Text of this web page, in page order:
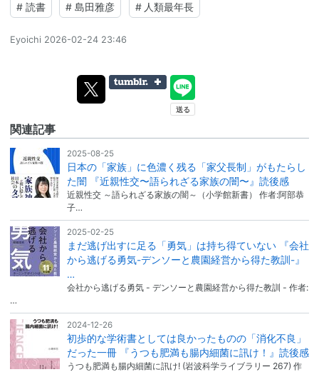
# 読書 # 島田雅彦 # 人類最年長
Eyoichi 2026-02-24 23:46
関連記事
2025-08-25
日本の「家族」に色濃く残る「家父長制」がもたらし
た闇 『近親性交〜語られざる家族の闇〜』読後感
近親性交 ～語られざる家族の闇～（小学館新書） 作者:阿部恭
子…
2025-02-25
まだ逃げ出すに足る「勇気」は持ち得ていない 『会社
から逃げる勇気-デンソーと農園経営から得た教訓-』
…
会社から逃げる勇気 - デンソーと農園経営から得た教訓 - 作者:
…
2024-12-26
初歩的な学術書としては良かったものの「消化不良」
だった一冊 『うつも肥満も腸内細菌に訊け！』読後感
うつも肥満も腸内細菌に訊け! (岩波科学ライブラリー 267) 作